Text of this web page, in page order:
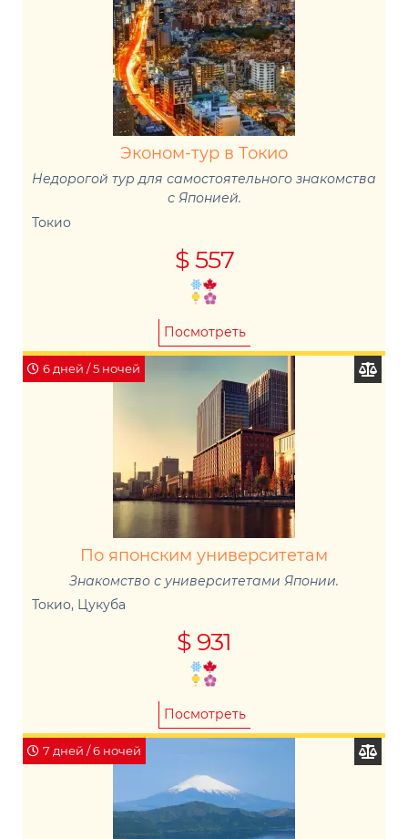
Эконом-тур в Токио
Недорогой тур для самостоятельного знакомства
с Японией.
Токио
$ 557
Посмотреть
6 дней / 5 ночей
По японским университетам
Знакомство с университетами Японии.
Токио, Цукуба
$ 931
Посмотреть
7 дней / 6 ночей